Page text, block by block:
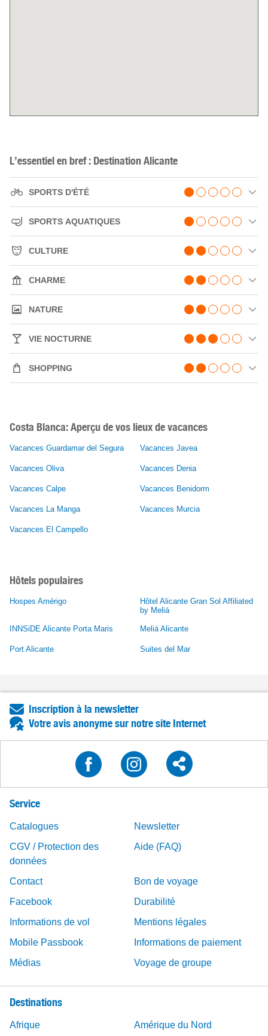
L’essentiel en bref : Destination Alicante
SPORTS D'ÉTÉ
SPORTS AQUATIQUES
CULTURE
CHARME
NATURE
VIE NOCTURNE
SHOPPING
Costa Blanca: Aperçu de vos lieux de vacances
Vacances Guardamar del Segura Vacances Javea
Vacances Oliva Vacances Denia
Vacances Calpe Vacances Benidorm
Vacances La Manga Vacances Murcia
Vacances El Campello
Hôtels populaires
Hospes Amérigo
Hôtel Alicante Gran Sol Affiliated
by Meliá
INNSiDE Alicante Porta Maris Meliá Alicante
Port Alicante Suites del Mar
Inscription à la newsletter
Votre avis anonyme sur notre site Internet
Service
Catalogues
Newsletter
CGV / Protection des
données
Aide (FAQ)
Contact
Bon de voyage
Facebook
Durabilité
Informations de vol
Mentions légales
Mobile Passbook
Informations de paiement
Médias
Voyage de groupe
Destinations
Afrique Amérique du Nord